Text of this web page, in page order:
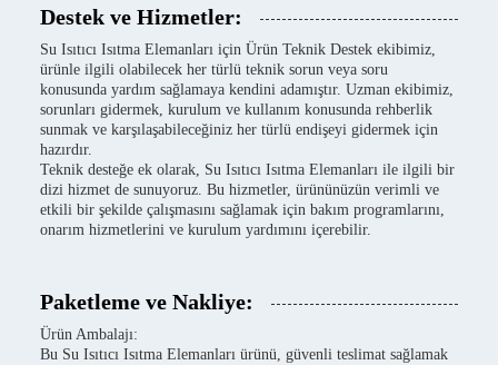
Destek ve Hizmetler:
Su Isıtıcı Isıtma Elemanları için Ürün Teknik Destek ekibimiz,
ürünle ilgili olabilecek her türlü teknik sorun veya soru
konusunda yardım sağlamaya kendini adamıştır. Uzman ekibimiz,
sorunları gidermek, kurulum ve kullanım konusunda rehberlik
sunmak ve karşılaşabileceğiniz her türlü endişeyi gidermek için
hazırdır.
Teknik desteğe ek olarak, Su Isıtıcı Isıtma Elemanları ile ilgili bir
dizi hizmet de sunuyoruz. Bu hizmetler, ürününüzün verimli ve
etkili bir şekilde çalışmasını sağlamak için bakım programlarını,
onarım hizmetlerini ve kurulum yardımını içerebilir.
Paketleme ve Nakliye:
Ürün Ambalajı:
Bu Su Isıtıcı Isıtma Elemanları ürünü, güvenli teslimat sağlamak